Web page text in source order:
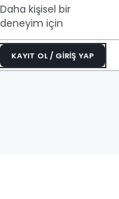
Daha kişisel bir
deneyim için
KAYIT OL / GİRİŞ YAP